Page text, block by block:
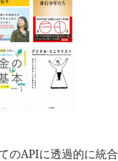
のAPIに透過的に統合